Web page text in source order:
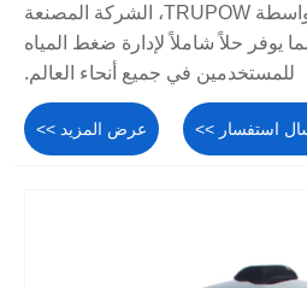
المريحة، تم تصميمه بدقة بواسطة TRUPOW، الشركة المصنعة
يوفر حلاً شاملاً لإدارة ضغط المياه
للمستخدمين في جميع أنحاء العالم.
عرض المزيد >> استفسار >>